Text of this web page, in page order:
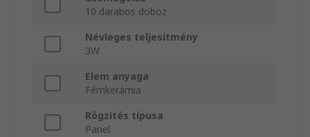
10 darabos doboz
Névleges teljesítmény
3W
Elem anyaga
Fémkerámia
Rögzítés típusa
Panel